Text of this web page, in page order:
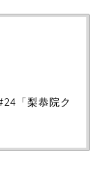
「梨恭院ク